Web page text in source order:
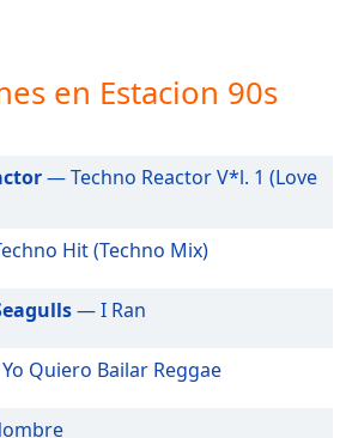
en Estacion 90s
— Techno Reactor V*l. 1 (Love
Hit (Techno Mix)
— I Ran
Quiero Bailar Reggae